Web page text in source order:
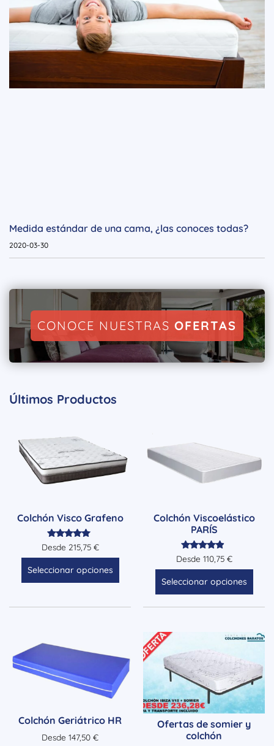
Medida estándar de una cama, ¿las conoces todas?
2020-03-30
CONOCE NUESTRAS OFERTAS
Últimos Productos
Colchón Visco Grafeno
Valorado
con
de 5
Desde 215,75 €
Seleccionar opciones
Colchón Viscoelástico
PARÍS
Valorado
con
de 5
Desde 110,75 €
Seleccionar opciones
Colchón Geriátrico HR
Desde 147,50 €
Ofertas de somier y
colchón